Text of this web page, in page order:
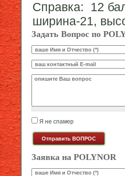
Справка: 12
ширина-21,
Задать Вопрос по
Ваше И.О. *
E-mail*
Ваш вопрос*
Я не спамер
Я спамер
Заявка на POLYNOR
Ваше И.О. *